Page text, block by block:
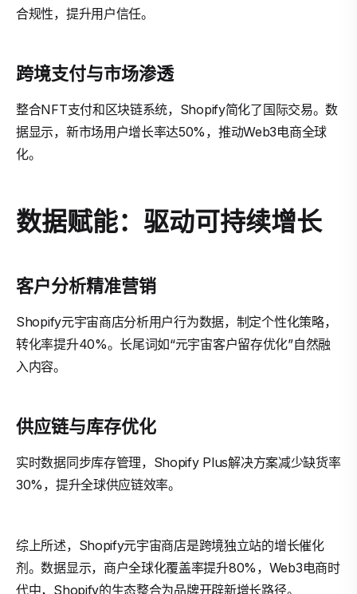
合规性，提升用户信任。
跨境支付与市场渗透
整合NFT支付和区块链系统，Shopify简化了国际交易。数
据显示，新市场用户增长率达50%，推动Web3电商全球
化。
数据赋能：驱动可持续增长
客户分析精准营销
Shopify元宇宙商店分析用户行为数据，制定个性化策略，
转化率提升40%。长尾词如“元宇宙客户留存优化”自然融
入内容。
供应链与库存优化
实时数据同步库存管理，Shopify Plus解决方案减少缺货率
30%，提升全球供应链效率。
综上所述，Shopify元宇宙商店是跨境独立站的增长催化
剂。数据显示，商户全球化覆盖率提升80%，Web3电商时
代中，Shopify的生态整合为品牌开辟新增长路径。